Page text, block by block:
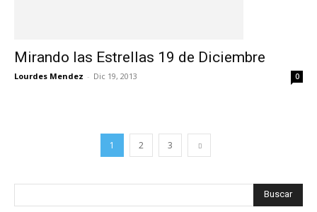
Mirando las Estrellas 19 de Diciembre
Lourdes Mendez - Dic 19, 2013 0
1 2 3